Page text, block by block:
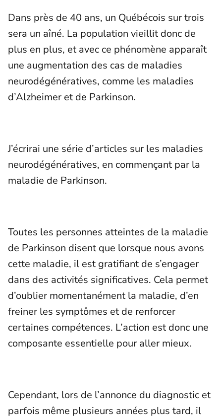
Dans près de 40 ans, un Québécois sur trois
sera un aîné. La population vieillit donc de
plus en plus, et avec ce phénomène apparaît
une augmentation des cas de maladies
neurodégénératives, comme les maladies
d’Alzheimer et de Parkinson.
J’écrirai une série d’articles sur les maladies
neurodégénératives, en commençant par la
maladie de Parkinson.
Toutes les personnes atteintes de la maladie
de Parkinson disent que lorsque nous avons
cette maladie, il est gratifiant de s’engager
dans des activités significatives. Cela permet
d’oublier momentanément la maladie, d’en
freiner les symptômes et de renforcer
certaines compétences. L’action est donc une
composante essentielle pour aller mieux.
Cependant, lors de l’annonce du diagnostic et
parfois même plusieurs années plus tard, il